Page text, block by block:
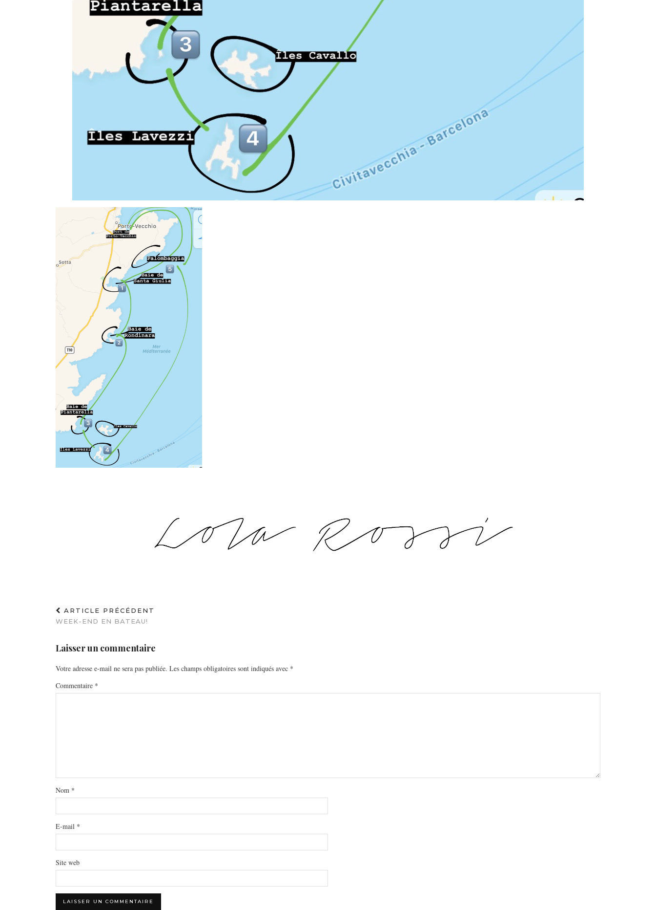
ARTICLE PRÉCÉDENT
WEEK-END EN BATEAU!
Laisser un commentaire
Votre adresse e-mail ne sera pas publiée. Les champs obligatoires sont indiqués avec *
Commentaire *
Nom *
E-mail *
Site web